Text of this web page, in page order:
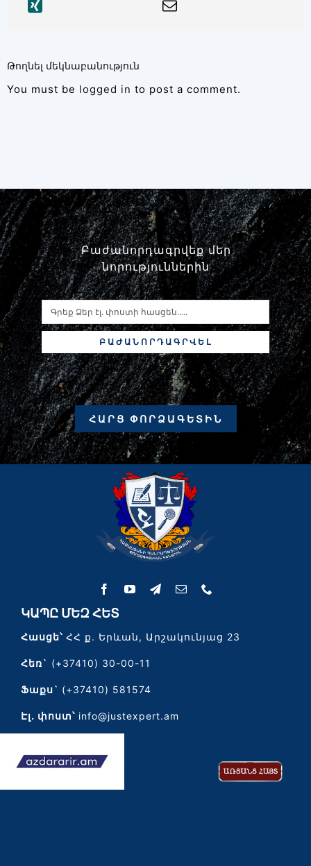
Թողնել մեկնաբանություն
You must be logged in to post a comment.
Բաժանորդագրվեք մեր
նորություններին
ԲԱԺԱՆՈՐԴԱԳՐՎԵԼ
ՀԱՐՑ ՓՈՐՁԱԳԵՏԻՆ
ԿԱՊԸ ՄԵԶ ՀԵՏ
Հասցե՝ՀՀ ք. Երևան, Արշակունյաց 23
Հեռ` (+37410) 30-00-11
Ֆաքս` (+37410) 581574
Էլ․ փոստ՝ info@justexpert.am